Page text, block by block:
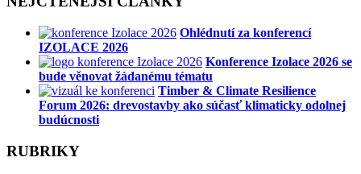
Ohlédnutí za konferencí
IZOLACE 2026
Konference Izolace 2026 se
bude věnovat žádanému tématu
Timber & Climate Resilience
Forum 2026: drevostavby ako súčasť klimaticky odolnej
budúcnosti
RUBRIKY